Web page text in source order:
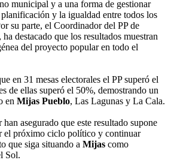
municipal y a una forma de gestionar
y la igualdad entre todos los
su parte, el Coordinador del PP de
destacado que los resultados muestran
del proyecto popular en todo el
en 31 mesas electorales el PP superó el
de ellas superó el 50%, demostrando un
en Mijas Pueblo, Las Lagunas y La Cala.
asegurado que este resultado supone
el próximo ciclo político y continuar
que siga situando a Mijas como
Sol.